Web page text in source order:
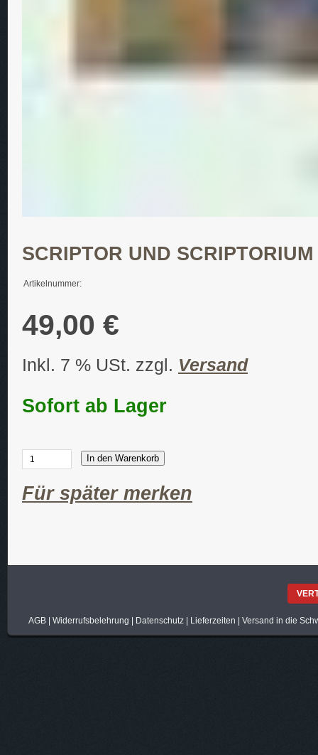
SCRIPTOR UND SCRIPTORIUM
Artikelnummer:
49,00 €
Inkl. 7 % USt. zzgl. Versand
Sofort ab Lager
In den Warenkorb
Für später merken
AGB| Widerrufsbelehrung Datenschutz| Lieferzeiten Versand in die